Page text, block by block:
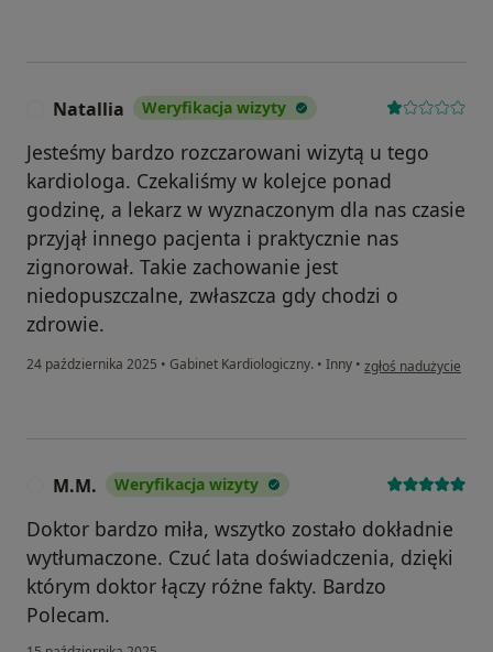
Natallia Weryfikacja wizyty
Jesteśmy bardzo rozczarowani wizytą u tego
kardiologa. Czekaliśmy w kolejce ponad
godzinę, a lekarz w wyznaczonym dla nas czasie
przyjął innego pacjenta i praktycznie nas
zignorował. Takie zachowanie jest
niedopuszczalne, zwłaszcza gdy chodzi o
zdrowie.
24 października 2025 • Gabinet Kardiologiczny. • Inny • w opinii użytkownika
zgłoś nadużycie
M.M. Weryfikacja wizyty
Doktor bardzo miła, wszytko zostało dokładnie
wytłumaczone. Czuć lata doświadczenia, dzięki
którym doktor łączy różne fakty. Bardzo
Polecam.